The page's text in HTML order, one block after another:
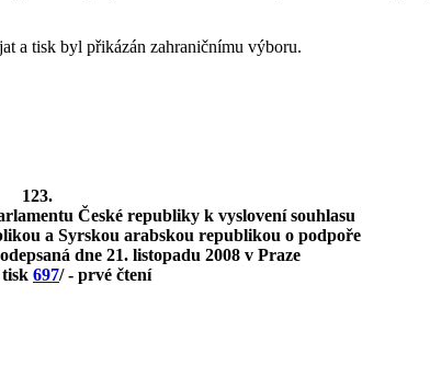
a tisk byl přikázán zahraničnímu výboru.
123.
České republiky k vyslovení souhlasu
a Syrskou arabskou republikou o podpoře
dne 21. listopadu 2008 v Praze
tisk 697/ - prvé čtení